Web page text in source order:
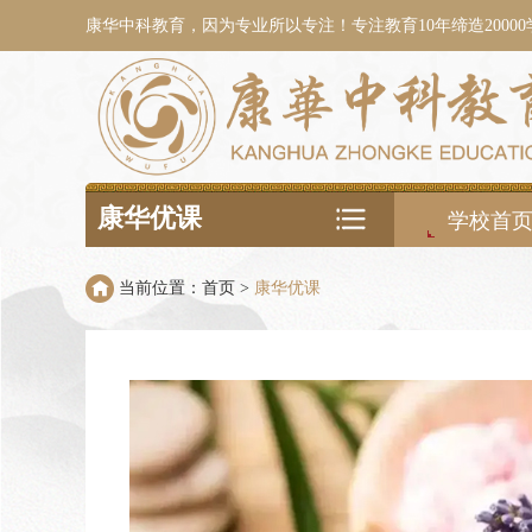
康华中科教育，因为专业所以专注！专注教育10年缔造
康华优课 学校首页
当前位置： 首页 > 康华优课